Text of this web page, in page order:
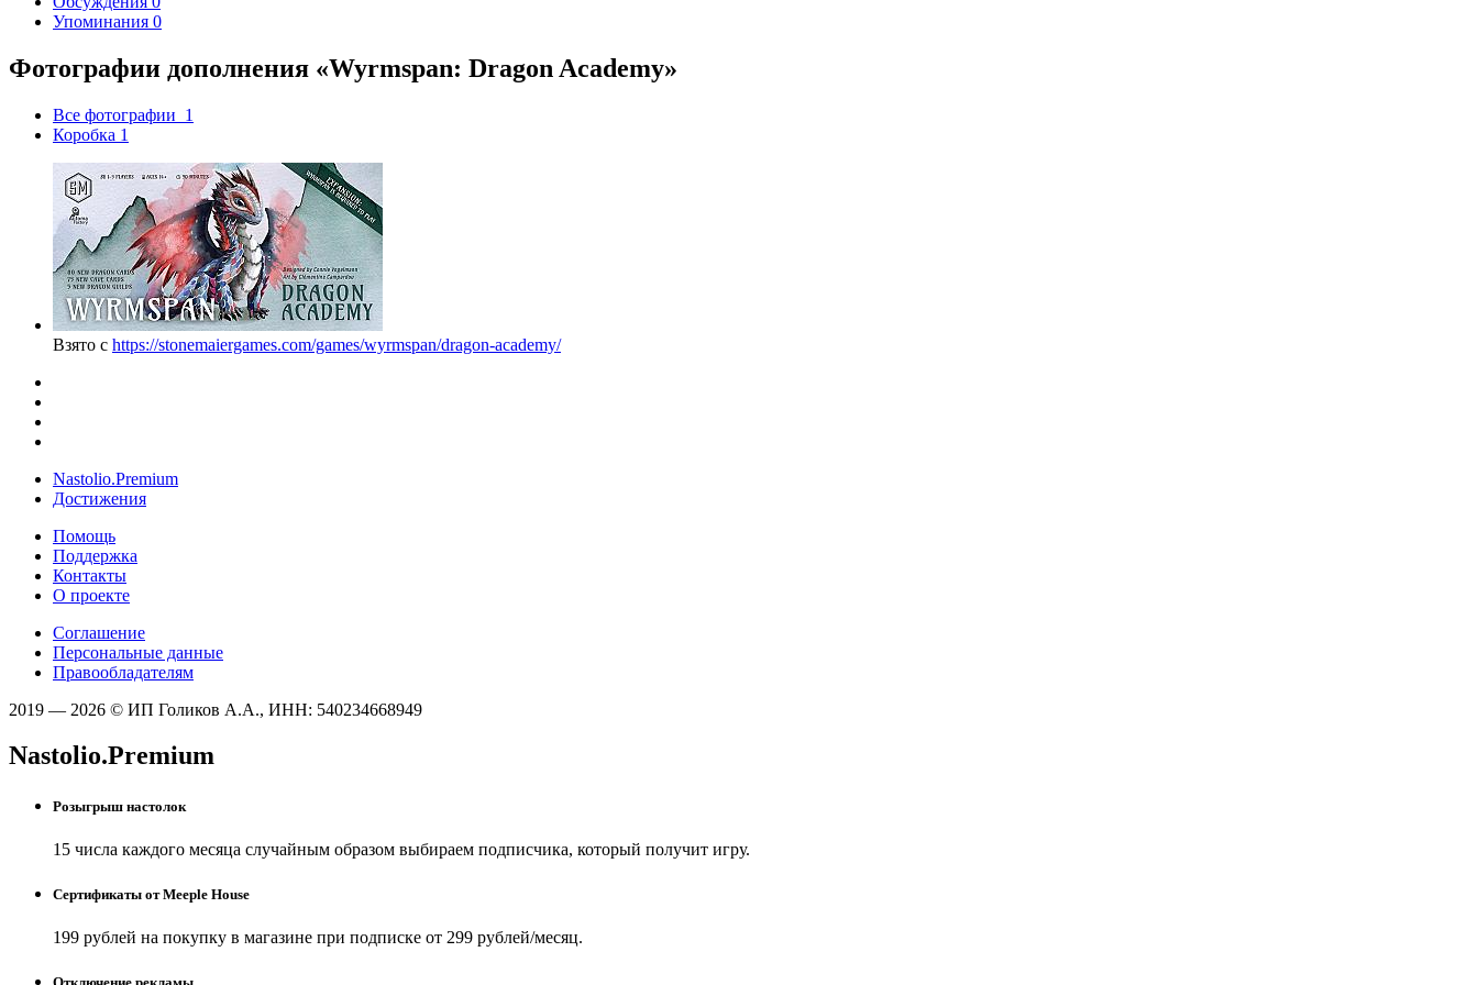
Упоминания 0
Фотографии дополнения «Wyrmspan: Dragon Academy»
Все фотографии 1
Коробка 1
Взято с https://stonemaiergames.com/games/wyrmspan/dragon-academy/
Nastolio.Premium
Достижения
Помощь
Поддержка
Контакты
О проекте
Соглашение
Персональные данные
Правообладателям
2019 — 2026 © ИП Голиков А.А., ИНН: 540234668949
Nastolio.Premium
Розыгрыш настолок
15 числа каждого месяца случайным образом выбираем подписчика, который получит игру.
Сертификаты от Meeple House
199 рублей на покупку в магазине при подписке от 299 рублей/месяц.